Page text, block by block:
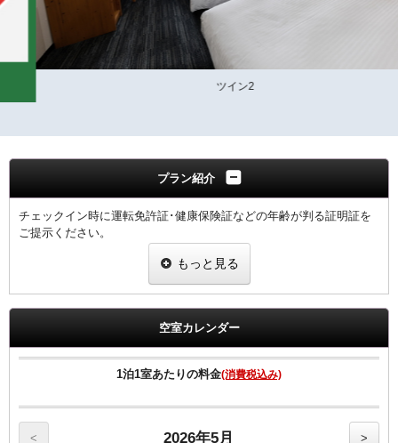
ツイン2
プラン紹介
チェックイン時に運転免許証･健康保険証などの年齢が判る証明証を
ご提示ください。
※提示なき場合は割引無しの料金を適用させていただきます。
●プリペードカード式VODシステム（1泊1000円/120ﾀｲﾄﾙ見放題）
●全室、洗浄機付トイレ完備
●全室、加湿機能付空気清浄機設置
●枕元にUSBコンセント設置
もっと見る
空室カレンダー
1泊1室あたりの料金(消費税込み)
< 2026年5月 >